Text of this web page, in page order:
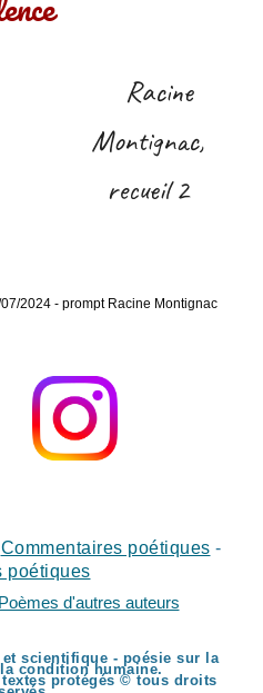
Racine
Montignac,
recueil2
2024 - prompt Racine Montignac
Commentaires poétiques -
poétiques
Poèmes d'autres auteurs
scientifique - poésie sur la
condition humaine.
protégés © tous droits